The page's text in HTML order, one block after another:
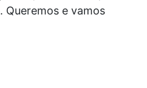
Queremos e vamos